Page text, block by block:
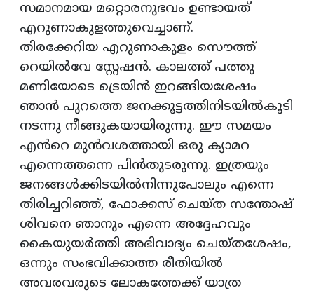
സമാനമായ മറ്റൊരനുഭവം ഉണ്ടായത്
എറുണാകുളത്തുവെച്ചാണ്.
തിരക്കേറിയ എറുണാകുളം സൌത്ത്
റെയിൽവേ സ്റ്റേഷൻ. കാലത്ത് പത്തു
മണിയോടെ ട്രെയിൻ ഇറങ്ങിയശേഷം
ഞാൻ പുറത്തെ ജനക്കൂട്ടത്തിനിടയിൽകൂടി
നടന്നു നീങ്ങുകയായിരുന്നു. ഈ സമയം
എൻറെ മുൻവശത്തായി ഒരു ക്യാമറ
എന്നെത്തന്നെ പിൻതുടരുന്നു. ഇത്രയും
ജനങ്ങൾക്കിടയിൽനിന്നുപോലും എന്നെ
തിരിച്ചറിഞ്ഞ്, ഫോക്കസ് ചെയ്ത‌ സന്തോഷ്
ശിവനെ ഞാനും എന്നെ അദ്ദേഹവും
കൈയുയർത്തി അഭിവാദ്യം ചെയ്ത‌ശേഷം,
ഒന്നും സംഭവിക്കാത്ത രീതിയിൽ
അവരവരുടെ ലോകത്തേക്ക് യാത്ര